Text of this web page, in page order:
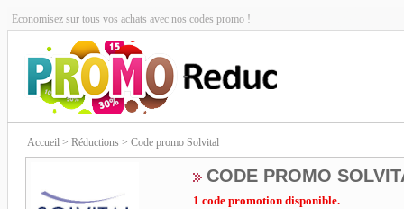
Economisez sur tous vos achats avec nos codes promo !
Accueil > Réductions > Code promo Solvital
CODE PROMO
1 code promotion disponible.